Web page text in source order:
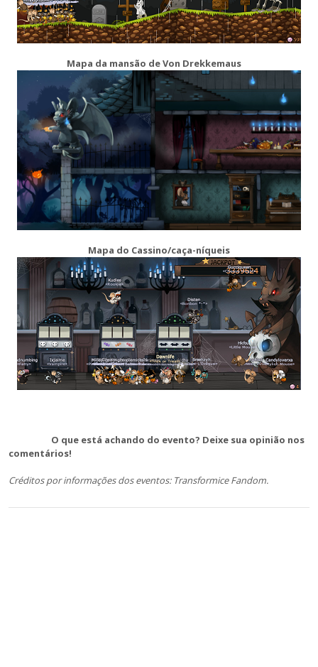
Mapa da mansão de Von Drekkemaus
Mapa do Cassino/caça-níqueis
O que está achando do evento? Deixe sua opinião nos
comentários!
Créditos por informações dos eventos: Transformice Fandom.